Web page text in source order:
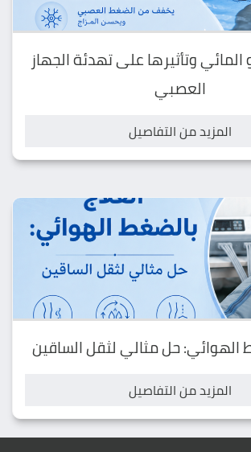
وتأثيرها على تهدئة الجهاز
العصبي
المزيد من التفاصيل
الهوائي: حل مثالي لثقل الساقين
المزيد من التفاصيل